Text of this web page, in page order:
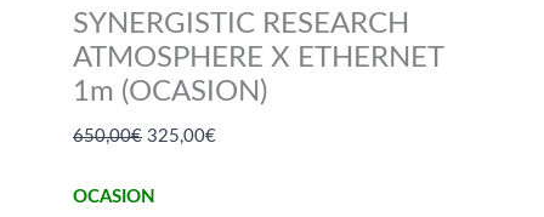
SYNERGISTIC RESEARCH
ATMOSPHERE X ETHERNET
1m (OCASION)
650,00€ El
original
325,00€El
OCASION